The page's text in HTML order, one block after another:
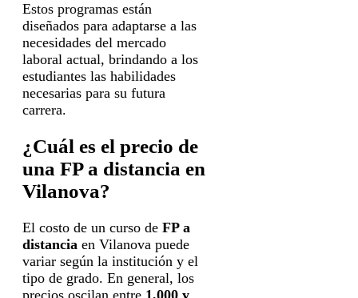
Estos programas están
diseñados para adaptarse a las
necesidades del mercado
laboral actual, brindando a los
estudiantes las habilidades
necesarias para su futura
carrera.
¿Cuál es el precio de
una FP a distancia en
Vilanova?
El costo de un curso de FP a
distancia en Vilanova puede
variar según la institución y el
tipo de grado. En general, los
precios oscilan entre 1,000 y